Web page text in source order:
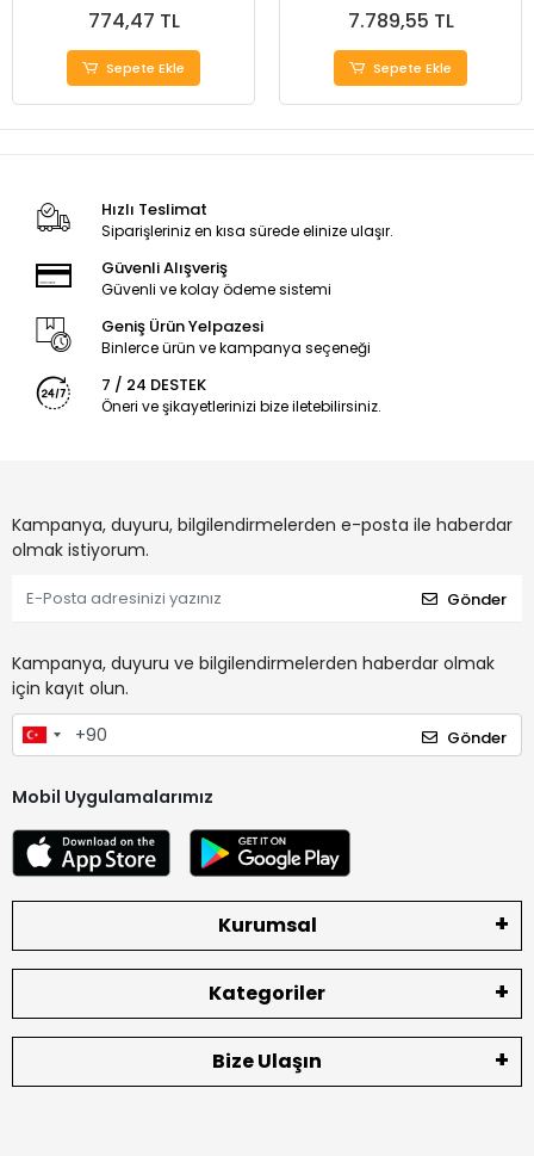
774,47 TL
Sepete Ekle
7.789,55 TL
Sepete Ekle
Hızlı Teslimat
Siparişleriniz en kısa sürede elinize ulaşır.
Güvenli Alışveriş
Güvenli ve kolay ödeme sistemi
Geniş Ürün Yelpazesi
Binlerce ürün ve kampanya seçeneği
7 / 24 DESTEK
Öneri ve şikayetlerinizi bize iletebilirsiniz.
Kampanya, duyuru, bilgilendirmelerden e-posta ile haberdar
olmak istiyorum.
Gönder
Kampanya, duyuru ve bilgilendirmelerden haberdar olmak
için kayıt olun.
Gönder
Mobil Uygulamalarımız
Kurumsal
Kategoriler
Bize Ulaşın